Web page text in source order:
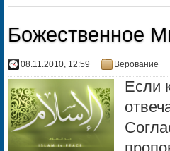
Божественное
08.11.2010, 12:59 Верование
Если